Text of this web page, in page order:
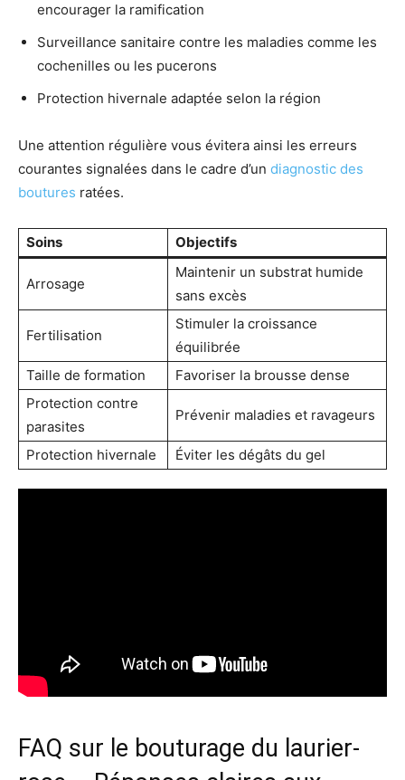
encourager la ramification
Surveillance sanitaire contre les maladies comme les
cochenilles ou les pucerons
Protection hivernale adaptée selon la région
Une attention régulière vous évitera ainsi les erreurs
courantes signalées dans le cadre d’un diagnostic des
boutures ratées.
Soins Objectifs
Arrosage
Maintenir un substrat humide
sans excès
Fertilisation
Stimuler la croissance
équilibrée
Taille de formation
Favoriser la brousse dense
Protection contre
parasites
Prévenir maladies et ravageurs
Protection hivernale Éviter les dégâts du gel
FAQ sur le bouturage du laurier-